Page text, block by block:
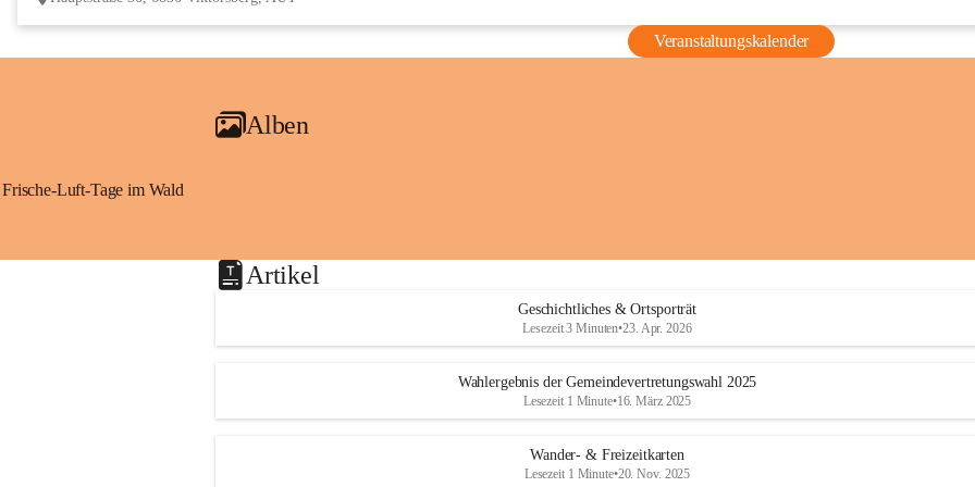
Veranstaltungskalender
Alben
Frische-Luft-Tage im Wald
Artikel
Geschichtliches & Ortsporträt
Lesezeit 3 Minuten•23. Apr. 2026
Wahlergebnis der Gemeindevertretungswahl 2025
Lesezeit 1 Minute•16. März 2025
Wander- & Freizeitkarten
Lesezeit 1 Minute•20. Nov. 2025